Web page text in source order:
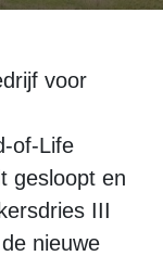
voor
of-Life
gesloopt en
III
nieuwe